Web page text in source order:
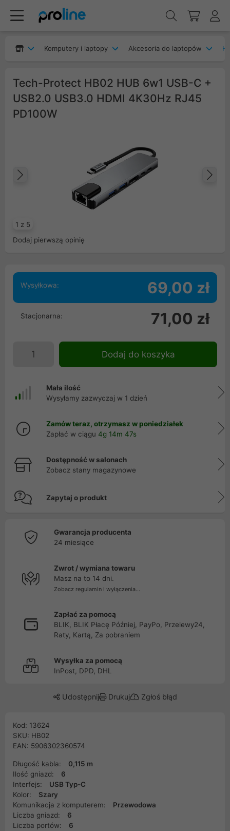
Komputery i laptopy Akcesoria do laptopów
Tech-Protect HB02 HUB 6w1 USB-C +
USB2.0 USB3.0 HDMI 4K30Hz RJ45
PD100W
1 z 5
Poprzedni
Dodaj pierwszą opinię
Wysyłkowa: 69,00 zł
Stacjonarna: 71,00 zł
Dodaj do koszyka
Mała ilość
Wysyłamy zazwyczaj w 1 dzień
Zamów teraz, otrzymasz w poniedziałek
Zapłać w ciągu 4g 14m 46s
Dostępność w salonach
Zobacz stany magazynowe
Zapytaj o produkt
Gwarancja producenta
24 miesiące
Zwrot / wymiana towaru
Masz na to 14 dni.
Zobacz regulamin i wyłączenia...
Zapłać za pomocą
BLIK, BLIK Płacę Później, PayPo, Przelewy24,
Raty, Kartą, Za pobraniem
Wysyłka za pomocą
InPost, DPD, DHL
Udostępnij Drukuj Zgłoś błąd
Kod: 13624
SKU: HB02
EAN: 5906302360574
Długość kabla:
0,115 m
Ilość gniazd:
6
Interfejs:
USB Typ-C
Kolor:
Szary
Komunikacja z komputerem:
Przewodowa
Liczba gniazd:
6
Liczba portów:
6